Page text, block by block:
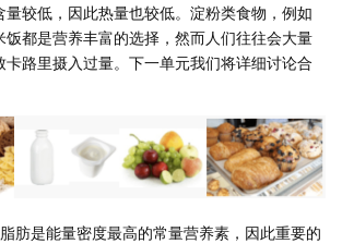
较低，因此热量也较低。淀粉类食物，例如
饭都是营养丰富的选择，然而人们往往会大量
路里摄入过量。下一单元我们将详细讨论合
肪是能量密度最高的常量营养素，因此重要的